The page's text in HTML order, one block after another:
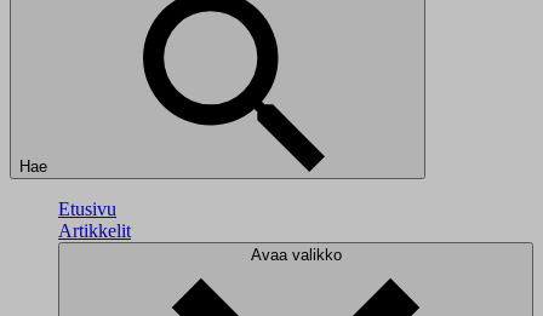
Hae
Etusivu
Artikkelit
Avaa valikko